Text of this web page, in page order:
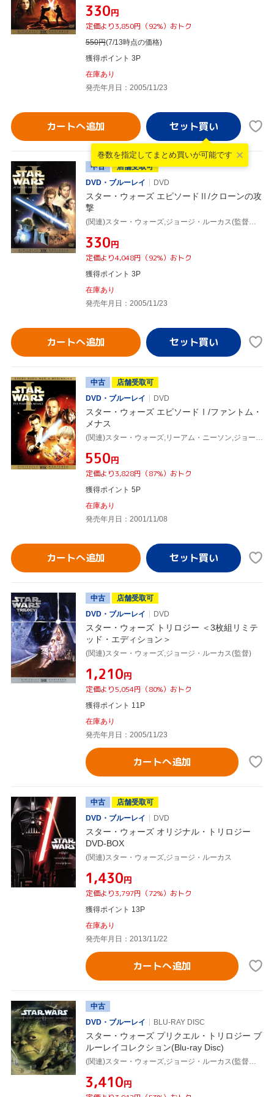
¥330円
定価より3,850円（92%）おトク
550円(7/13時点の価格)
獲得ポイント 3P
在庫あり
発売年月日：2005/11/23
カートへ追加
巻数を指定して まとめ買いが可能です
中古
店舗受取可
DVD・ブルーレイ
DVD
スター・ウォーズ エピソードⅡ/クローンの攻
撃
¥330円
定価より4,048円（92%）おトク
獲得ポイント 3P
在庫あり
発売年月日：2005/11/23
カートへ追加
中古
店舗受取可
DVD・ブルーレイ
DVD
スター・ウォーズ エピソードⅠ/ファントム・
メナス
¥550円
定価より3,828円（87%）おトク
獲得ポイント 5P
在庫あり
発売年月日：2001/11/08
カートへ追加
中古
店舗受取可
DVD・ブルーレイ
DVD
スター・ウォーズ トリロジー ＜3枚組リミテ
ッド・エディション＞
(関連)スター・ウォーズ,ジョージ・ルーカス(監督)
¥1,210円
定価より5,054円（80%）おトク
獲得ポイント 11P
在庫あり
発売年月日：2005/11/23
カートへ追加
中古
店舗受取可
DVD・ブルーレイ
DVD
スター・ウォーズ オリジナル・トリロジー
DVD-BOX
(関連)スター・ウォーズ,ジョージ・ルーカス
¥1,430円
定価より3,797円（72%）おトク
獲得ポイント 13P
在庫あり
発売年月日：2013/11/22
カートへ追加
中古
DVD・ブルーレイ
BLU-RAY DISC
スター・ウォーズ プリクエル・トリロジー ブ
ルーレイコレクション(Blu-ray Disc)
¥3,410円